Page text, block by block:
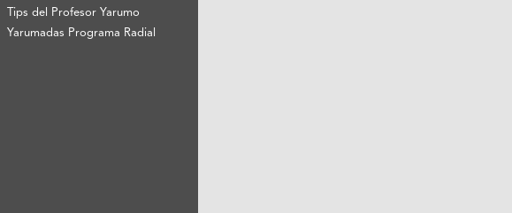
Tips del Profesor Yarumo
Yarumadas Programa Radial